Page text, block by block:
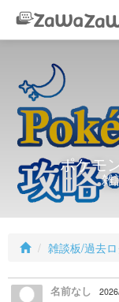
ポケモ
雑
雑談板/過去
名前なし